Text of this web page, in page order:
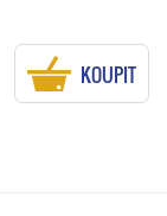
KOUPIT